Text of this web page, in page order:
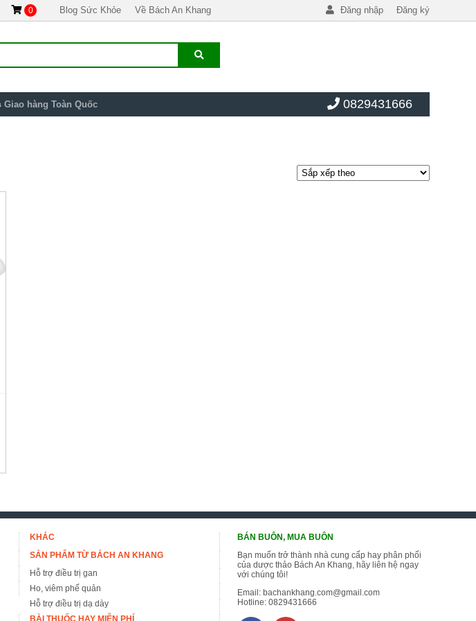
0 Blog Sức Khỏe Về Bách An Khang Đăng nhập Đăng ký
Giao hàng Toàn Quốc 0829431666
KHÁC
SẢN PHẨM TỪ BÁCH AN KHANG
Hỗ trợ điều trị gan
Ho, viêm phế quản
Hỗ trợ điều trị dạ dày
BÀI THUỐC HAY MIỄN PHÍ
BÁN BUÔN, MUA BUÔN
Bạn muốn trở thành nhà cung cấp hay phân phối
của dược thảo Bách An Khang, hãy liên hệ ngay
với chúng tôi!
Email:bachankhang.com@gmail.com
Hotline:0829431666